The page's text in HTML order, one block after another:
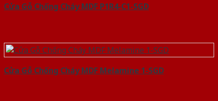
Cửa Gỗ Chống Cháy MDF P1R4-C1-SGD
Cửa Gỗ Chống Cháy MDF Melamine 1-SGD